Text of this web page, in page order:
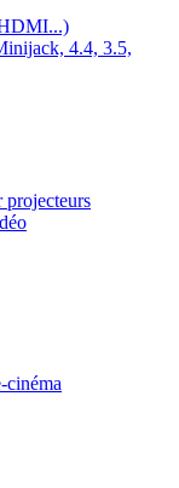
4.4, 3.5,
projecteurs
cinéma